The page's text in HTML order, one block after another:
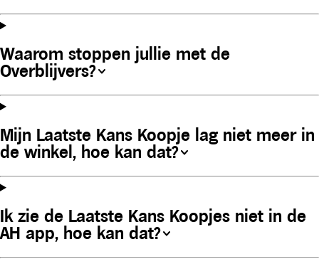
Waarom stoppen jullie met de
Overblijvers?
Mijn Laatste Kans Koopje lag niet meer in
de winkel, hoe kan dat?
Ik zie de Laatste Kans Koopjes niet in de
AH app, hoe kan dat?